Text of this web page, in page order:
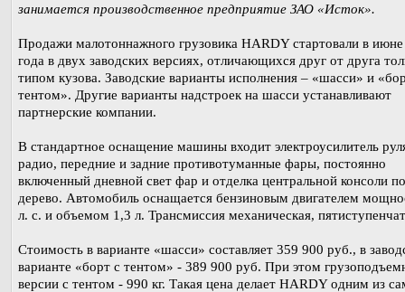
занимается производственное предприятие ЗАО «Исток».
Продажи малотоннажного грузовика HARDY стартовали в июне
года в двух заводских версиях, отличающихся друг от друга
типом кузова. Заводские варианты исполнения – «шасси» и
тентом». Другие варианты надстроек на шасси устанавливают
партнерские компании.
В стандартное оснащение машины входит электроусилитель
радио, передние и задние противотуманные фары, постоянно
включенный дневной свет фар и отделка центральной консоли
дерево. Автомобиль оснащается бензиновым двигателем
л. с. и объемом 1,3 л. Трансмиссия механическая,
Стоимость в варианте «шасси» составляет 359 900 руб., в
варианте «борт с тентом» - 389 900 руб. При этом
версии с тентом - 990 кг. Такая цена делает HARDY одним из